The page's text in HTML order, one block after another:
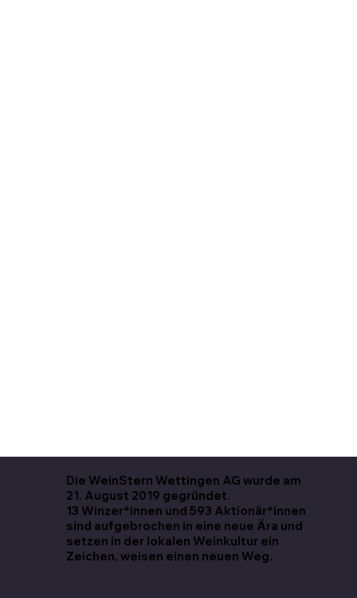
Die WeinStern Wettingen AG wurde am
21. August 2019 gegründet.
13 Winzer*innen und 593 Aktionär*innen
sind aufgebrochen in eine neue Ära und
setzen in der lokalen Weinkultur ein
Zeichen, weisen einen neuen Weg.